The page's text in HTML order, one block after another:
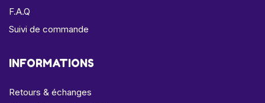
F.A.Q
Suivi de commande
INFORMATIONS
Retours & échanges